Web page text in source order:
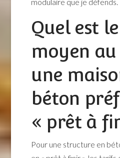
Quel est
moyen au
une
béton
« prêt à
Pour une structure en